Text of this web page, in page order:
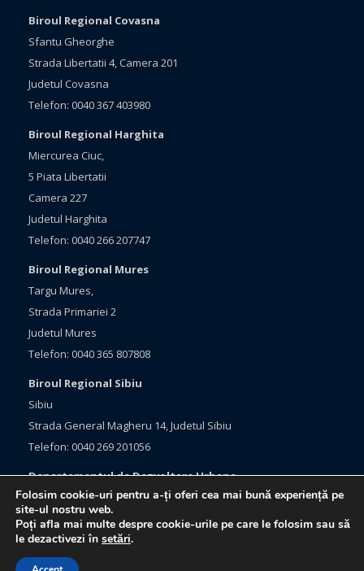
Biroul Regional Covasna
Sfantu Gheorghe
Strada Libertatii 4, Camera 201
Judetul Covasna
Telefon: 0040 367 403980
Biroul Regional Harghita
Miercurea Ciuc,
5 Piata Libertatii
Camera 227
Judetul Harghita
Telefon: 0040 266 207747
Biroul Regional Mures
Targu Mures,
Strada Primariei 2
Judetul Mures
Telefon: 0040 365 807808
Biroul Regional Sibiu
Sibiu
Strada General Magheru 14, Judetul Sibiu
Telefon: 0040 269 201056
Departamentul de Dezvoltare Urbana
Brasov, Bulevardul Eroilor 33
Judetul Brasov
Telefon: 0040 368 415760
Folosim cookie-uri pentru a-ți oferi cea mai bună experiență pe
site-ul nostru web.
Poți afla mai multe despre cookie-urile pe care le folosim sau să
le dezactivezi în setări.